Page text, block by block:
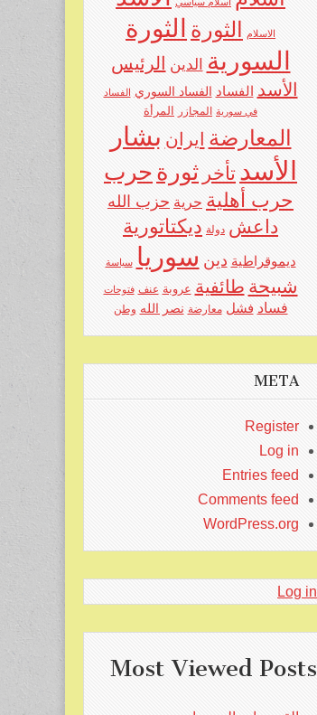
الاسلام الثورة الثورة
السورية
الدين
الرئيس
الأسد
الفساد الفساد السوري الفساد
في سورية
المجازر المرأة
المعارضة ايران بشار
الأسد تأخر ثورة حرب
حرب أهلية حرية حزب الله
داعش دولة ديكتاتورية
ديموقراطية دين سوريا سياسة
شبيحة طائفية عروبة عنف فتوحات
فساد فشل معارضة نصر الله وطن
META
Register
Log in
Entries feed
Comments feed
WordPress.org
Log in
Most Viewed Posts